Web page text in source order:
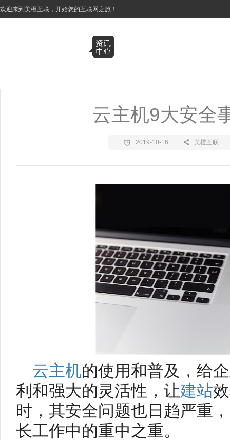
欢迎来到美橙互联，开始您的互联网之旅！
云主机9大安全
2019-10-16 美橙互联
云主机的使用和普及，给
利和强大的灵活性，让建站
时，其安全问题也日趋严重，
长工作中的重中之重。